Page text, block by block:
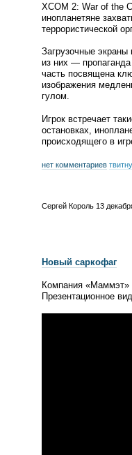
XCOM 2: War of the
инопланетяне
террористической
Загрузочные
из них —
часть посвящена
изображения
гулом.
Игрок встречает
остановках,
происходящего в
нет комментариев
Сергей Король 13
Новый саркофаг
Компания «Маммэт»
Презентационное